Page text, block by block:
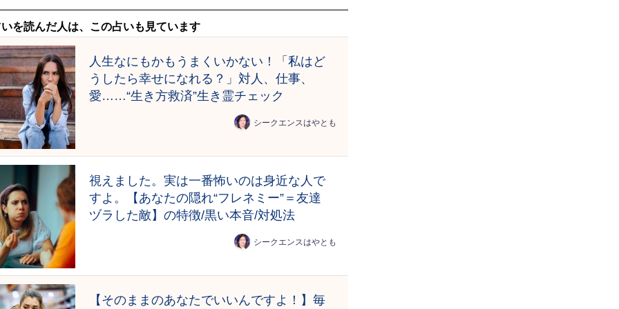
を読んだ人は、この占いも見ています
人生なにもかもうまくいかない！「私はど
うしたら幸せになれる？」対人、仕事、
愛……“生き方救済”生き霊チェック
シークエンスはやとも
視えました。実は一番怖いのは身近な人で
すよ。【あなたの隠れ“フレネミー”＝友達
ヅラした敵】の特徴/黒い本音/対処法
シークエンスはやとも
【そのままのあなたでいいんですよ！】毎